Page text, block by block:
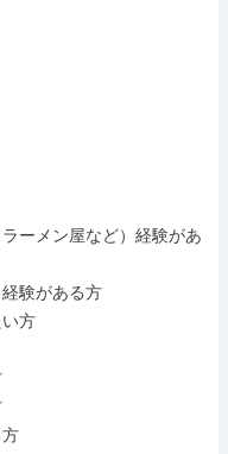
ーメン屋など）経験があ
験がある方
方